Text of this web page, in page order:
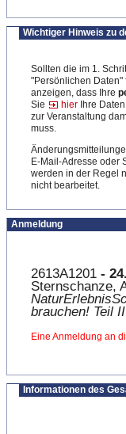
Wichtiger Hinweis zu
Sollten die im 1.
"Persönlichen Daten"
anzeigen, dass Ihre
Sie
hier Ihre
zur Veranstaltung
muss.
E-Mail-Adresse oder
werden in der Regel
nicht bearbeitet.
Anmeldung
2613A1201 -
Sternschanze,
brauchen! Teil II
Eine Anmeldung an
Informationen des